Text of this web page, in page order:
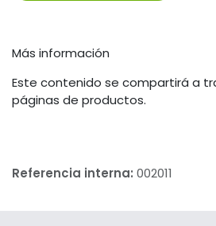
Más información
Este contenido se compartirá a
páginas de productos.
Referencia interna: 002011